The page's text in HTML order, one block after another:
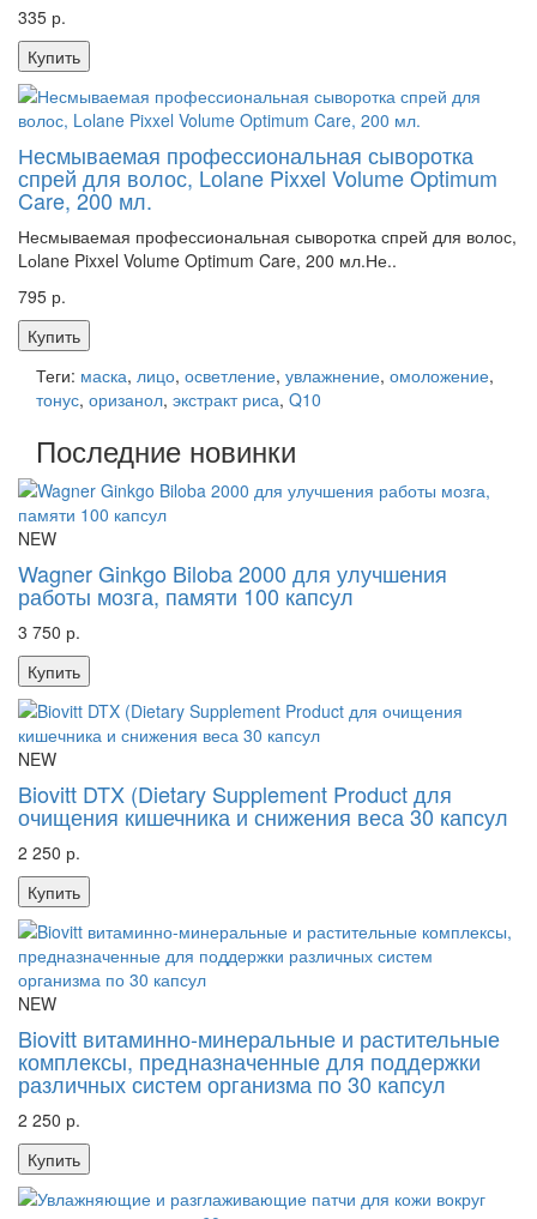
335 р.
Купить
Несмываемая профессиональная сыворотка
спрей для волос, Lоlane Pixxel Volume Optimum
Care, 200 мл.
Несмываемая профессиональная сыворотка спрей для волос,
Lоlane Pixxel Volume Optimum Care, 200 мл.Не..
795 р.
Купить
Теги: маска, лицо, осветление, увлажнение, омоложение,
тонус, оризанол, экстракт риса, Q10
Последние новинки
NEW
Wagner Ginkgo Biloba 2000 для улучшения
работы мозга, памяти 100 капсул
3 750 р.
Купить
NEW
Biovitt DTX (Dietary Supplement Product для
очищения кишечника и снижения веса 30 капсул
2 250 р.
Купить
NEW
Biovitt витаминно-минеральные и растительные
комплексы, предназначенные для поддержки
различных систем организма по 30 капсул
2 250 р.
Купить